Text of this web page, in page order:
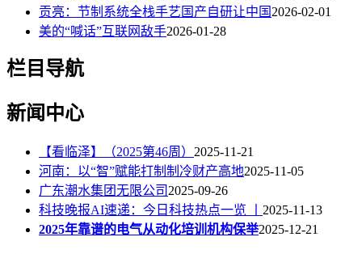
贡亮：节制系统全栈手艺国产自研让中国 2026-02-01
美的“喊话”互联网敌手2026-01-28
栏目导航
新闻中心
【看临泽】（2025第46周） 2025-11-21
河南：以“智”赋能打制制冷财产高地2025-11-05
广东潮水集团无限公司2025-09-26
科技晚报AI速递：今日科技热点一览 丨 2025-11-13
2025年靠谱的电气从动化培训机构保举2025-12-21